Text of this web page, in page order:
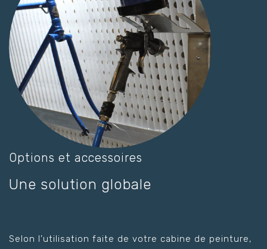
Options et accessoires
Une solution globale
Selon l’utilisation faite de votre cabine de peinture,